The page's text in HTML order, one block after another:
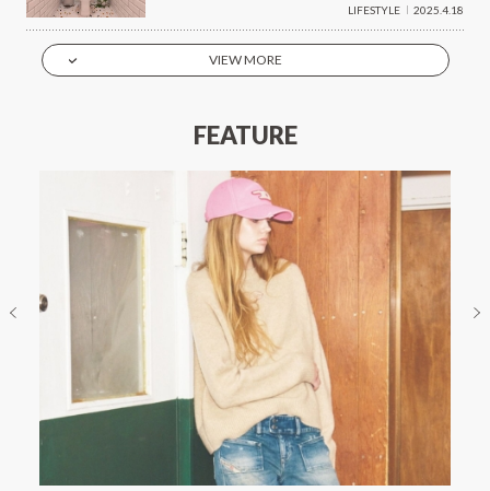
LIFESTYLE 2025.4.18
VIEW MORE
FEATURE